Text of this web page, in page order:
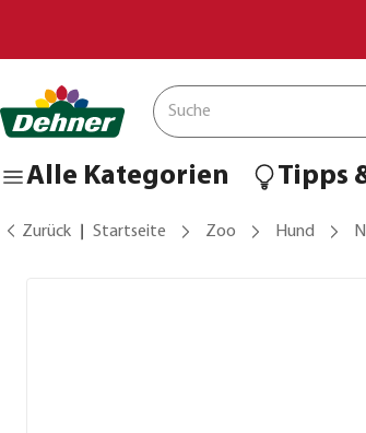
Alle Kategorien Tipps
Zurück Startseite Zoo Hund